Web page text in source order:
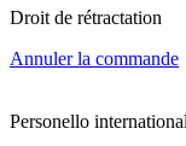
Droit de rétractation
Annuler la commande
Personello international